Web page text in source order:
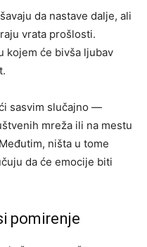
da nastave dalje, ali
vrata prošlosti.
kojem će bivša ljubav
sasvim slučajno —
mreža ili na mestu
ništa u tome
da će emocije biti
pomirenje